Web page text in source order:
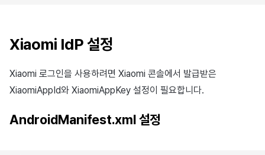
Xiaomi IdP 설정
Xiaomi 로그인을 사용하려면 Xiaomi 콘솔에서 발급받은
XiaomiAppId와 XiaomiAppKey 설정이 필요합니다.
AndroidManifest.xml 설정